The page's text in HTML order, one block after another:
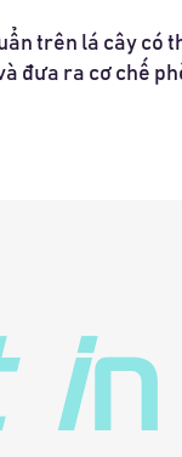
trên lá cây có
đưa ra cơ chế
i